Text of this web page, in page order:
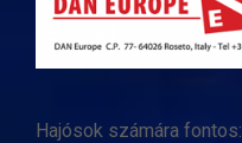
Hajósok számára fontos: